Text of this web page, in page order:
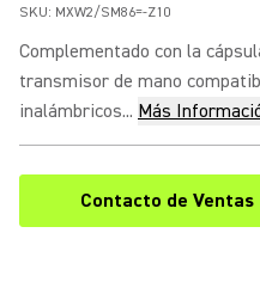
SKU: MXW2/SM86=-Z10
Complementado con la
transmisor de mano
inalámbricos... Más
Contacto de Ventas